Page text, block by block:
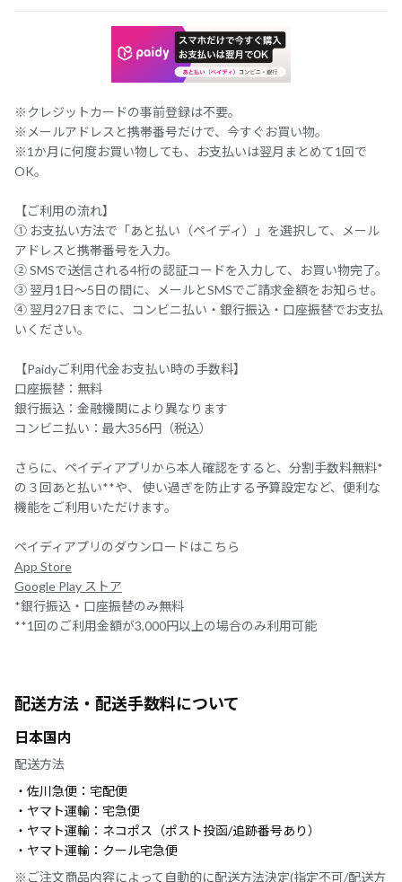
※クレジットカードの事前登録は不要。
※メールアドレスと携帯番号だけで、今すぐお買い物。
※1か月に何度お買い物しても、お支払いは翌月まとめて1回で
OK。
【ご利用の流れ】
① お支払い方法で「あと払い（ペイディ）」を選択して、メール
アドレスと携帯番号を入力。
② SMSで送信される4桁の認証コードを入力して、お買い物完了。
③ 翌月1日～5日の間に、メールとSMSでご請求金額をお知らせ。
④ 翌月27日までに、コンビニ払い・銀行振込・口座振替でお支払
いください。
【Paidyご利用代金お支払い時の手数料】
口座振替：無料
銀行振込：金融機関により異なります
コンビニ払い：最大356円（税込）
さらに、ペイディアプリから本人確認をすると、分割手数料無料*
の３回あと払い**や、 使い過ぎを防止する予算設定など、便利な
機能をご利用いただけます。
ペイディアプリのダウンロードはこちら
App Store
Google Play ストア
*銀行振込・口座振替のみ無料
**1回のご利用金額が3,000円以上の場合のみ利用可能
配送方法・配送手数料について
日本国内
配送方法
・佐川急便：宅配便
・ヤマト運輸：宅急便
・ヤマト運輸：ネコポス（ポスト投函/追跡番号あり）
・ヤマト運輸：クール宅急便
※ご注文商品内容によって自動的に配送方法決定(指定不可/配送方